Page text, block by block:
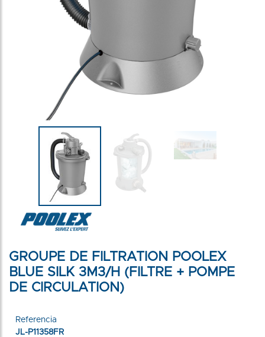
GROUPE DE FILTRATION POOLEX
BLUE SILK 3M3/H (FILTRE + POMPE
DE CIRCULATION)
Referencia
JL-P11358FR